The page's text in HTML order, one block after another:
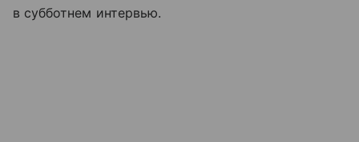
в субботнем интервью.